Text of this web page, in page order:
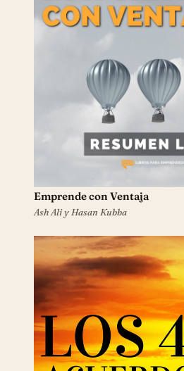
Emprende con Ventaja
Ash Ali y Hasan Kubba